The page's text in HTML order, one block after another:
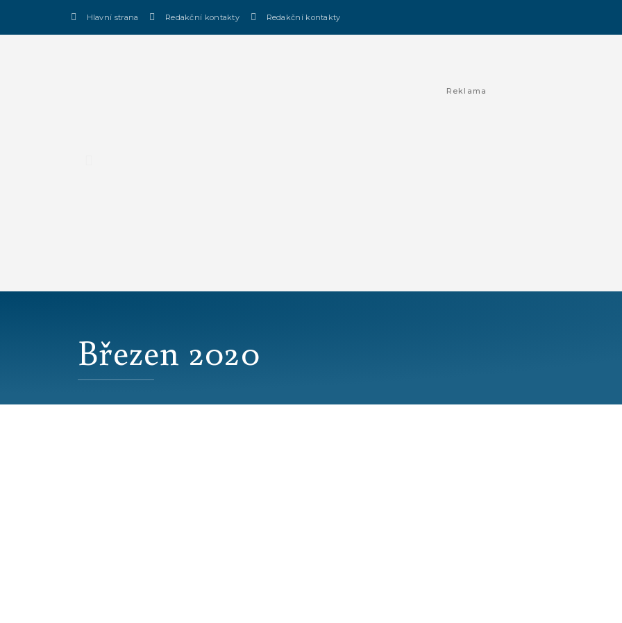
Hlavní strana Redakční kontakty Redakční kontakty
Reklama
Březen 2020